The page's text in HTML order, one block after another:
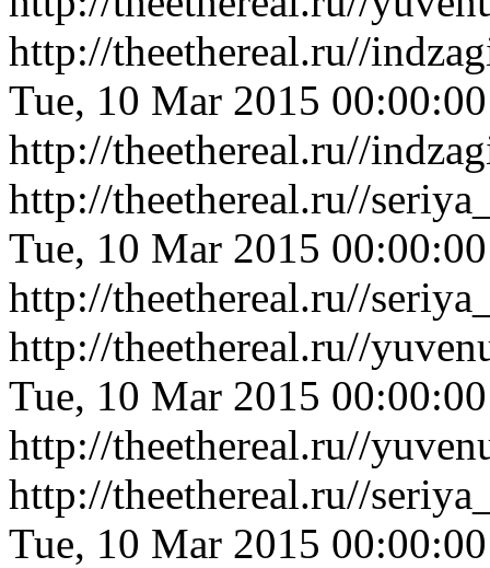
http://theethereal.ru//
Tue, 10 Mar 2015
http://theethereal.ru//
http://theethereal.ru//
Tue, 10 Mar 2015
http://theethereal.ru//
http://theethereal.ru//
Tue, 10 Mar 2015
http://theethereal.ru//
http://theethereal.ru//
Tue, 10 Mar 2015